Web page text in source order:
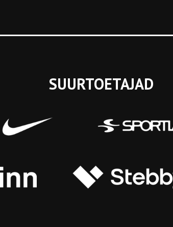
SUURTOETAJAD